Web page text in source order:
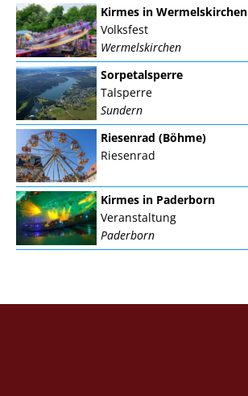
Kirmes in Wermelskirchen
Volksfest
Wermelskirchen
Sorpetalsperre
Talsperre
Sundern
Riesenrad (Böhme)
Riesenrad
Kirmes in Paderborn
Veranstaltung
Paderborn